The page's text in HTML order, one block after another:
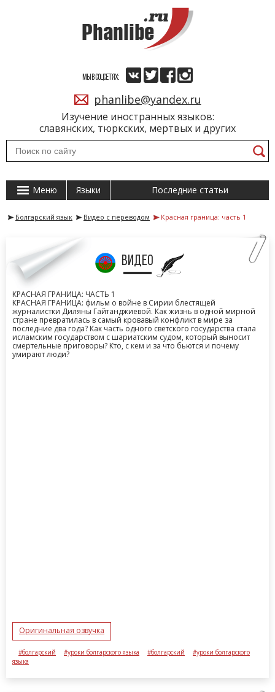
Изучение иностранных языков:
славянских, тюркских, мертвых и других
МЫ В СОЦСЕТЯХ:
phanlibe@yandex.ru
Меню Языки Последние статьи
Болгарский язык Видео с переводом Красная граница: часть 1
видео
КРАСНАЯ ГРАНИЦА: ЧАСТЬ 1
КРАСНАЯ ГРАНИЦА: фильм о войне в Сирии блестящей
журналистки Диляны Гайтанджиевой. Как жизнь в одной мирной
стране превратилась в самый кровавый конфликт в мире за
последние два года? Как часть одного светского государства стала
исламским государством с шариатским судом, который выносит
смертельные приговоры? Кто, с кем и за что бьются и почему
умирают люди?
Оригинальная озвучка
#болгарский #уроки болгарского языка #болгарский
#уроки болгарского
языка